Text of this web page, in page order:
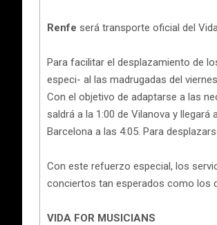
Renfe será transporte oficial del
Para facilitar el desplazamiento de
especi- al las madrugadas del
Con el objetivo de adaptarse a las
saldrá a la 1:00 de Vilanova y
Barcelona a las 4:05. Para
Con este refuerzo especial, los
conciertos tan esperados como los
VIDA FOR MUSICIANS